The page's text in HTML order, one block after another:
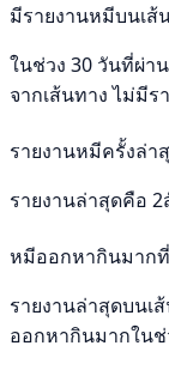
มีรายงานหมีบนเส้
ในช่วง 30 วันที่ผ่า
จากเส้นทาง ไม่มี
รายงานหมีครั้งล่า
รายงานล่าสุดคือ
หมีออกหากินมาก
รายงานล่าสุดบนเ
ออกหากินมากในช่